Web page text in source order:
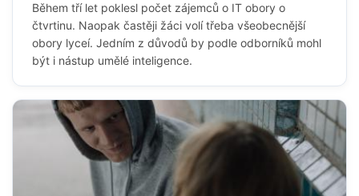
Během tří let poklesl počet zájemců o IT obory o
čtvrtinu. Naopak častěji žáci volí třeba všeobecnější
obory lyceí. Jedním z důvodů by podle odborníků mohl
být i nástup umělé inteligence.